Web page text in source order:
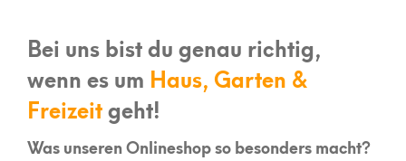
Bei uns bist du genau richtig,
wenn es um Haus, Garten &
Freizeitgeht!
Was unseren Onlineshop so besonders macht?